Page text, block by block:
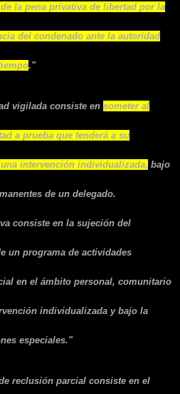
la pena privativa de libertad por la
del condenado ante la autoridad
."
vigilada consiste ensometer al
a prueba que tenderá a su
intervención individualizada, bajo
de un delegado.
consiste en la sujeción del
un programa de actividades
en el ámbito personal, comunitario
individualizada y bajo la
especiales."
reclusión parcial consiste en el